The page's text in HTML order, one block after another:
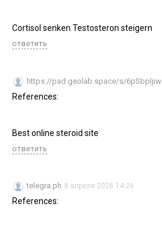
Cortisol senken Testosteron steigern
ответить
https://pad.geolab.space/s/6pSbpljiw
References:
Best online steroid site
ответить
telegra.ph 8 апреля 2026 14:26
References: